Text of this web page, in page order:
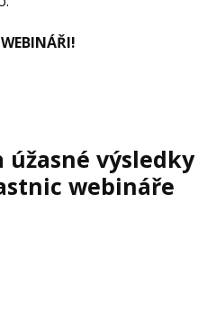
úžasné výsledky
webináře